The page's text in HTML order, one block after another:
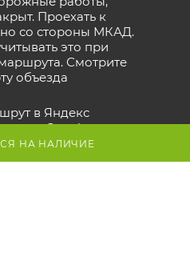
НА НАЛИЧИЕ
Проехать к
со стороны МКАД.
это при
Смотрите
объезда
в Яндекс
в Google
к магазину